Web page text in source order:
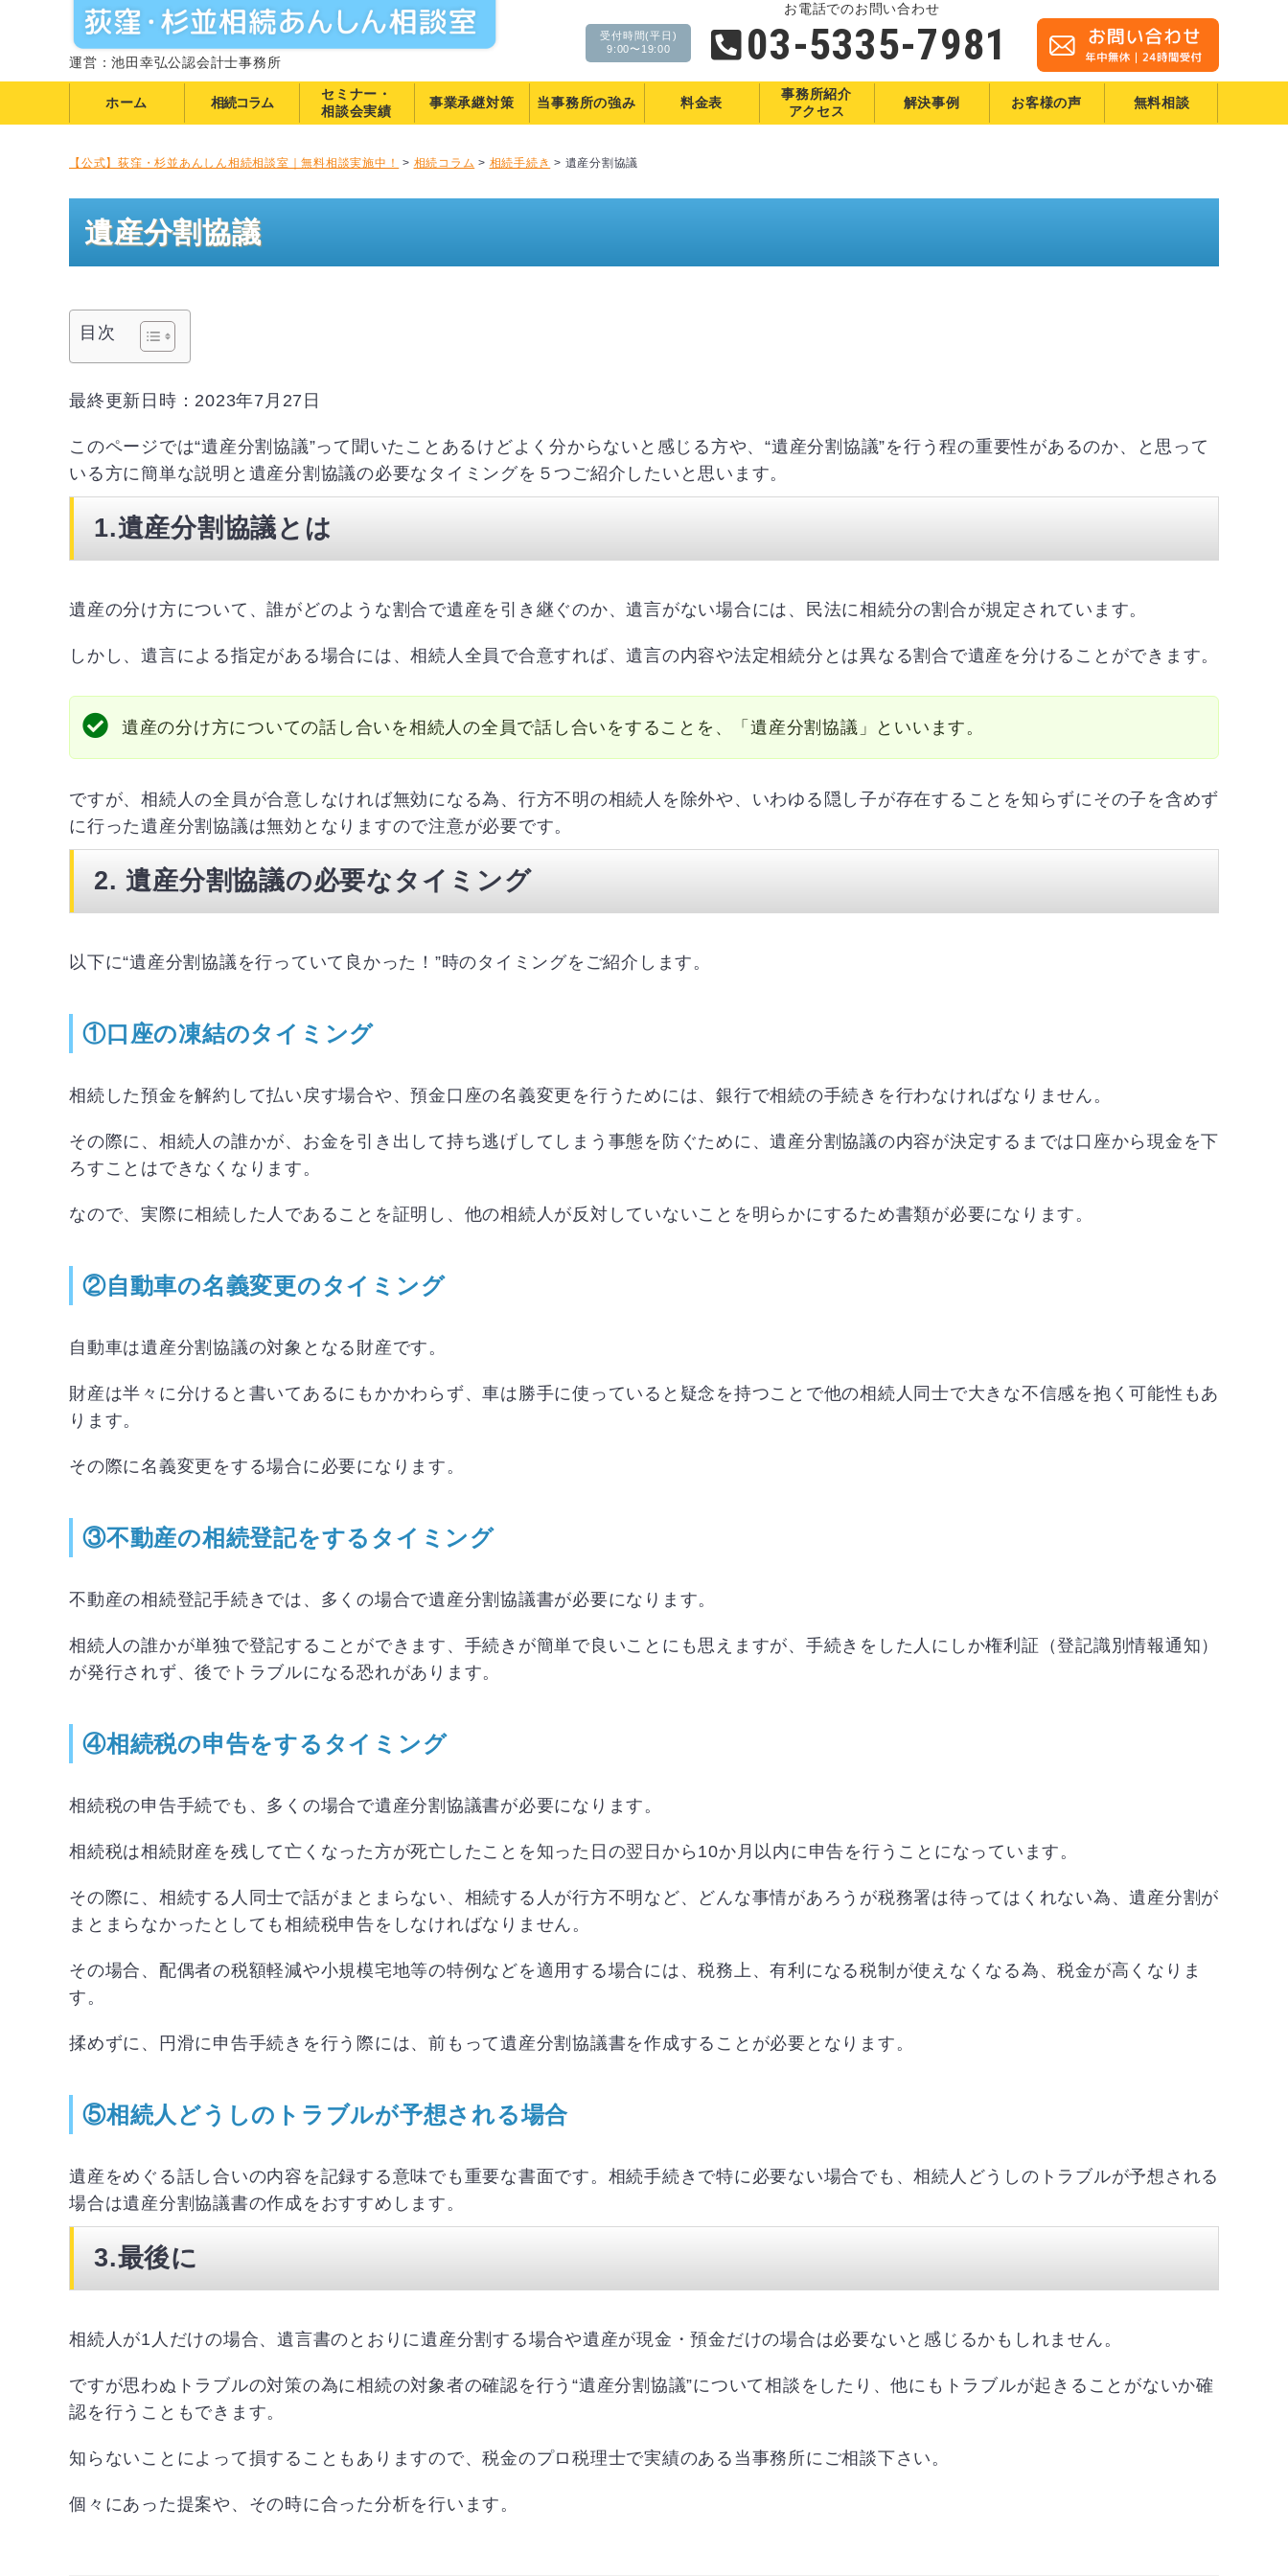
運営：池田幸弘公認会計士事務所
受付時間(平日)
9:00〜19:00
お電話でのお問い合わせ
03-5335-7981
ホーム 相続コラム
セミナー・
相談会実績
事業承継対策 当事務所の強み 料金表
事務所紹介
アクセス
解決事例 お客様の声 無料相談
【公式】荻窪・杉並あんしん相続相談室｜無料相談実施中！ > 相続コラム > 相続手続き > 遺産分割協議
遺産分割協議
目次
最終更新日時：2023年7月27日
このページでは“遺産分割協議”って聞いたことあるけどよく分からないと感じる方や、“遺産分割協議”を行う程の重要性があるのか、と思って
いる方に簡単な説明と遺産分割協議の必要なタイミングを５つご紹介したいと思います。
1.遺産分割協議とは
遺産の分け方について、誰がどのような割合で遺産を引き継ぐのか、遺言がない場合には、民法に相続分の割合が規定されています。
しかし、遺言による指定がある場合には、相続人全員で合意すれば、遺言の内容や法定相続分とは異なる割合で遺産を分けることができます。
遺産の分け方についての話し合いを相続人の全員で話し合いをすることを、「遺産分割協議」といいます。
ですが、相続人の全員が合意しなければ無効になる為、行方不明の相続人を除外や、いわゆる隠し子が存在することを知らずにその子を含めず
に行った遺産分割協議は無効となりますので注意が必要です。
2. 遺産分割協議の必要なタイミング
以下に“遺産分割協議を行っていて良かった！”時のタイミングをご紹介します。
①口座の凍結のタイミング
相続した預金を解約して払い戻す場合や、預金口座の名義変更を行うためには、銀行で相続の手続きを行わなければなりません。
その際に、相続人の誰かが、お金を引き出して持ち逃げしてしまう事態を防ぐために、遺産分割協議の内容が決定するまでは口座から現金を下
ろすことはできなくなります。
なので、実際に相続した人であることを証明し、他の相続人が反対していないことを明らかにするため書類が必要になります。
②自動車の名義変更のタイミング
自動車は遺産分割協議の対象となる財産です。
財産は半々に分けると書いてあるにもかかわらず、車は勝手に使っていると疑念を持つことで他の相続人同士で大きな不信感を抱く可能性もあ
ります。
その際に名義変更をする場合に必要になります。
③不動産の相続登記をするタイミング
不動産の相続登記手続きでは、多くの場合で遺産分割協議書が必要になります。
相続人の誰かが単独で登記することができます、手続きが簡単で良いことにも思えますが、手続きをした人にしか権利証（登記識別情報通知）
が発行されず、後でトラブルになる恐れがあります。
④相続税の申告をするタイミング
相続税の申告手続でも、多くの場合で遺産分割協議書が必要になります。
相続税は相続財産を残して亡くなった方が死亡したことを知った日の翌日から10か月以内に申告を行うことになっています。
その際に、相続する人同士で話がまとまらない、相続する人が行方不明など、どんな事情があろうが税務署は待ってはくれない為、遺産分割が
まとまらなかったとしても相続税申告をしなければなりません。
その場合、配偶者の税額軽減や小規模宅地等の特例などを適用する場合には、税務上、有利になる税制が使えなくなる為、税金が高くなりま
す。
揉めずに、円滑に申告手続きを行う際には、前もって遺産分割協議書を作成することが必要となります。
⑤相続人どうしのトラブルが予想される場合
遺産をめぐる話し合いの内容を記録する意味でも重要な書面です。相続手続きで特に必要ない場合でも、相続人どうしのトラブルが予想される
場合は遺産分割協議書の作成をおすすめします。
3.最後に
相続人が1人だけの場合、遺言書のとおりに遺産分割する場合や遺産が現金・預金だけの場合は必要ないと感じるかもしれません。
ですが思わぬトラブルの対策の為に相続の対象者の確認を行う“遺産分割協議”について相談をしたり、他にもトラブルが起きることがないか確
認を行うこともできます。
知らないことによって損することもありますので、税金のプロ税理士で実績のある当事務所にご相談下さい。
個々にあった提案や、その時に合った分析を行います。